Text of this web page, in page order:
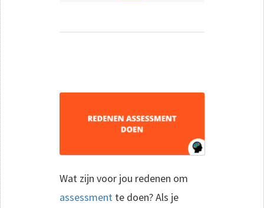
Wat zijn voor jou redenen om
assessment te doen? Als je